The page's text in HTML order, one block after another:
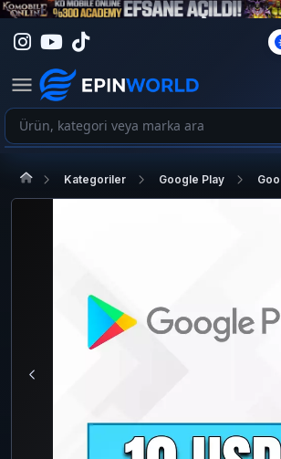
Kategoriler Google Play